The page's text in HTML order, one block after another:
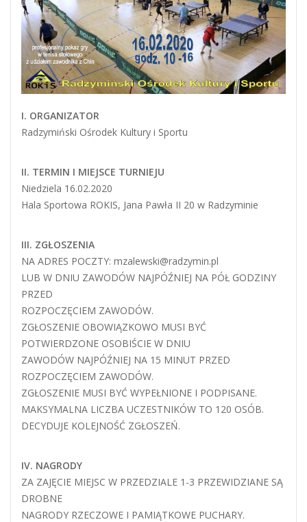
I. ORGANIZATOR
Radzymiński Ośrodek Kultury i Sportu
II. TERMIN I MIEJSCE TURNIEJU
Niedziela 16.02.2020
Hala Sportowa ROKIS, Jana Pawła II 20 w Radzyminie
III. ZGŁOSZENIA
NA ADRES POCZTY: mzalewski@radzymin.pl
LUB W DNIU ZAWODÓW NAJPÓŹNIEJ NA PÓŁ GODZINY
PRZED
ROZPOCZĘCIEM ZAWODÓW.
ZGŁOSZENIE OBOWIĄZKOWO MUSI BYĆ
POTWIERDZONE OSOBIŚCIE W DNIU
ZAWODÓW NAJPÓŹNIEJ NA 15 MINUT PRZED
ROZPOCZĘCIEM ZAWODÓW.
ZGŁOSZENIE MUSI BYĆ WYPEŁNIONE I PODPISANE.
MAKSYMALNA LICZBA UCZESTNIKÓW TO 120 OSÓB.
DECYDUJE KOLEJNOŚĆ ZGŁOSZEŃ.
IV. NAGRODY
ZA ZAJĘCIE MIEJSC W PRZEDZIALE 1-3 PRZEWIDZIANE SĄ
DROBNE
NAGRODY RZECZOWE I PAMIĄTKOWE PUCHARY.